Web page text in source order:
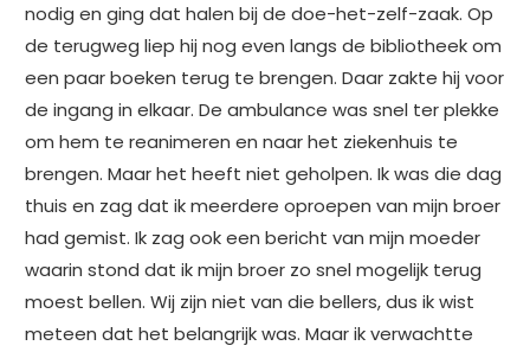
nodig en ging dat halen bij de doe-het-zelf-zaak. Op
de terugweg liep hij nog even langs de bibliotheek om
een paar boeken terug te brengen. Daar zakte hij voor
de ingang in elkaar. De ambulance was snel ter plekke
om hem te reanimeren en naar het ziekenhuis te
brengen. Maar het heeft niet geholpen. Ik was die dag
thuis en zag dat ik meerdere oproepen van mijn broer
had gemist. Ik zag ook een bericht van mijn moeder
waarin stond dat ik mijn broer zo snel mogelijk terug
moest bellen. Wij zijn niet van die bellers, dus ik wist
meteen dat het belangrijk was. Maar ik verwachtte